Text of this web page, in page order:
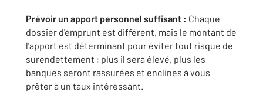
Prévoir un apport personnel suffisant : Chaque
dossier d'emprunt est différent, mais le montant de
l'apport est déterminant pour éviter tout risque de
surendettement : plus il sera élevé, plus les
banques seront rassurées et enclines à vous
prêter à un taux intéressant.